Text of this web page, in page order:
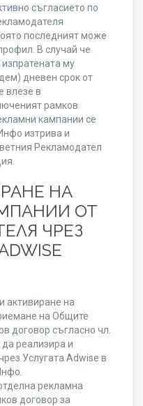
съгласието по
последният може
В случай че
му
дневен срок от
влезе в
рамков
кампании се
изтрива и
Рекламодател
НА
ОТ
ЧРЕЗ
активиране на
на Общите
договор съгласно чл.
реализира и
Услугата Adwise в
рекламна
договор за